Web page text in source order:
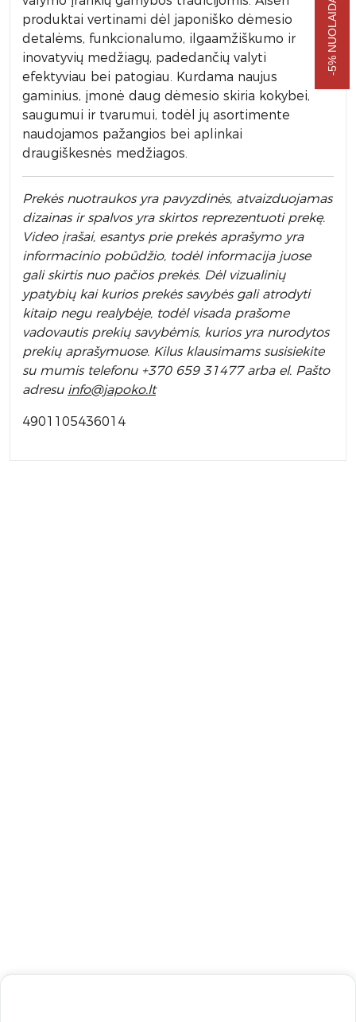
produktai vertinami dėl japoniško dėmesio
detalėms, funkcionalumo, ilgaamžiškumo ir
inovatyvių medžiagų, padedančių valyti
efektyviau bei patogiau. Kurdama naujus
gaminius, įmonė daug dėmesio skiria kokybei,
saugumui ir tvarumui, todėl jų asortimente
naudojamos pažangios bei aplinkai
draugiškesnės medžiagos.
Prekės nuotraukos yra pavyzdinės, atvaizduojamas
dizainas ir spalvos yra skirtos reprezentuoti prekę.
Video įrašai, esantys prie prekės aprašymo yra
informacinio pobūdžio, todėl informacija juose
gali skirtis nuo pačios prekės. Dėl vizualinių
ypatybių kai kurios prekės savybės gali atrodyti
kitaip negu realybėje, todėl visada prašome
vadovautis prekių savybėmis, kurios yra nurodytos
prekių aprašymuose. Kilus klausimams susisiekite
su mumis telefonu +370 659 31477 arba el. Pašto
adresu info@japoko.lt
4901105436014